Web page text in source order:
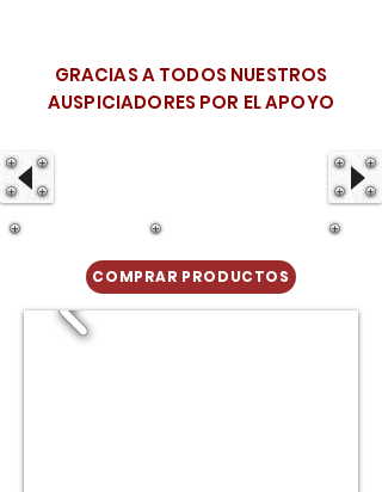
GRACIAS A TODOS NUESTROS
AUSPICIADORES POR EL APOYO
COMPRAR PRODUCTOS